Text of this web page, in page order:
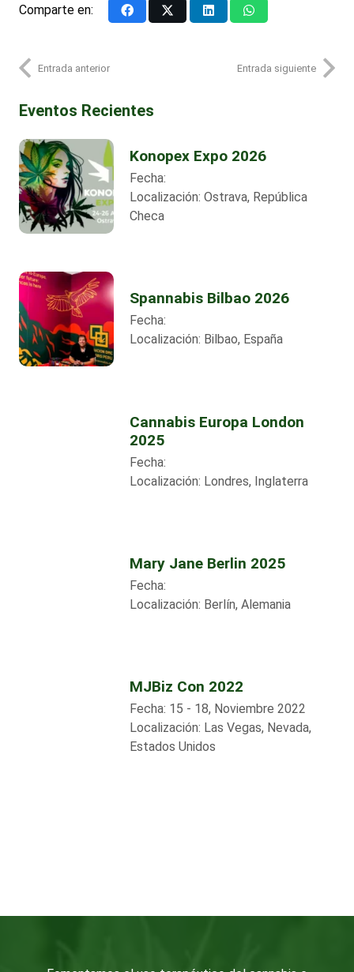
Comparte en:
Entrada anterior Entrada siguiente
Eventos Recientes
Konopex Expo 2026
Fecha:
Localización: Ostrava, República
Checa
Spannabis Bilbao 2026
Fecha:
Localización: Bilbao, España
Cannabis Europa London
2025
Fecha:
Localización: Londres, Inglaterra
Mary Jane Berlin 2025
Fecha:
Localización: Berlín, Alemania
MJBiz Con 2022
Fecha: 15 - 18, Noviembre 2022
Localización: Las Vegas, Nevada,
Estados Unidos